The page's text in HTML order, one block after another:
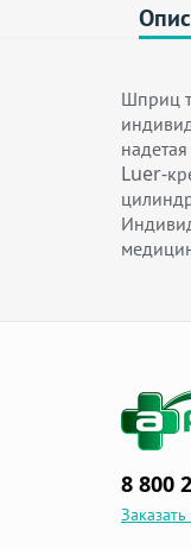
Шприц
Luer-
8 800